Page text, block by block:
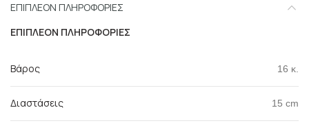
ΕΠΙΠΛΈΟΝ ΠΛΗΡΟΦΟΡΊΕΣ
ΕΠΙΠΛΈΟΝ ΠΛΗΡΟΦΟΡΊΕΣ
Βάρος 16 κ.
Διαστάσεις 15 cm